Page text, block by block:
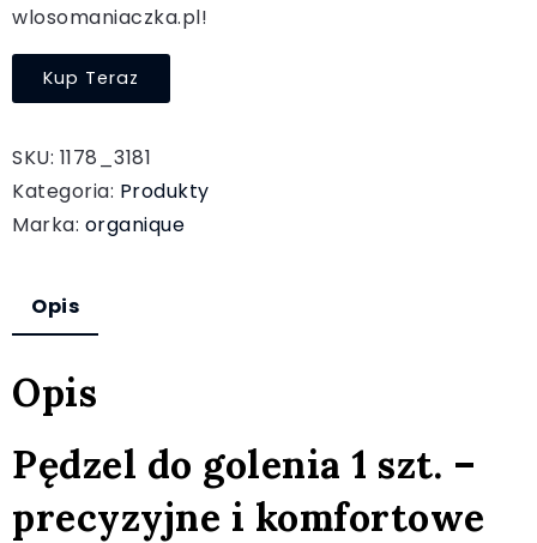
wlosomaniaczka.pl!
Kup Teraz
SKU: 1178_3181
Kategoria: Produkty
Marka: organique
Opis
Opis
Pędzel do golenia 1 szt. –
precyzyjne i komfortowe